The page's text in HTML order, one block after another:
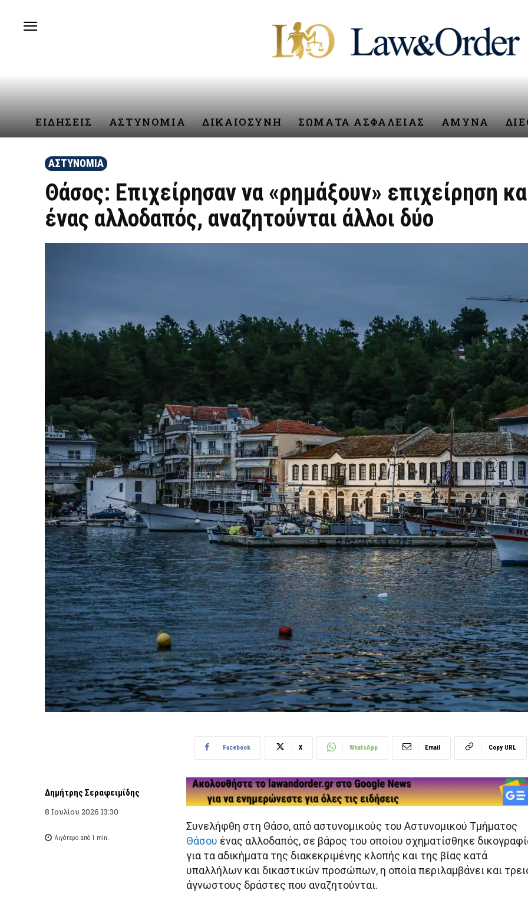
ΕΙΔΗΣΕΙΣ ΑΣΤΥΝΟΜΙΑ ΔΙΚΑΙΟΣΥΝΗ ΣΩΜΑΤΑ ΑΣΦΑΛΕΙΑΣ ΑΜΥΝΑ
ΑΣΤΥΝΟΜΙΑ
Θάσος: Επιχείρησαν να «ρημάξουν» επιχείρηση
ένας αλλοδαπός, αναζητούνται άλλοι δύο
Δημήτρης Σεραφειμίδης
8 Ιουλίου 2026 13:30
Λιγότερο από 1 min.
Facebook X WhatsApp Email Copy URL
Συνελήφθη στη Θάσο, από αστυνομικούς του Αστυνομικού Τμήματος
Θάσου ένας αλλοδαπός, σε βάρος του οποίου σχηματίσθηκε
για τα αδικήματα της διακεκριμένης κλοπής και της βίας κατά
υπαλλήλων και δικαστικών προσώπων, η οποία περιλαμβάνει και
άγνωστους δράστες που αναζητούνται.